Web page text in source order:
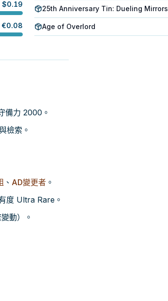
$0.19
€0.08
25th Anniversary Tin: Dueling Mirrors
Age of Overlord
備力 2000。
檢索。
、 AD變更者 。
度 Ultra Rare。
動）。